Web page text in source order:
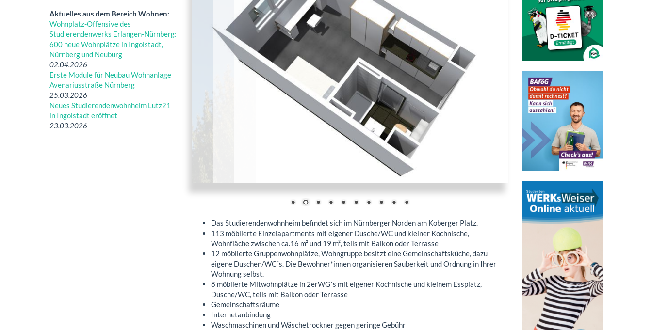
Aktuelles aus dem Bereich Wohnen:
Wohnplatz-Offensive des
Studierendenwerks Erlangen-Nürnberg:
600 neue Wohnplätze in Ingolstadt,
Nürnberg und Neuburg
02.04.2026
Erste Module für Neubau Wohnanlage
Avenariusstraße Nürnberg
25.03.2026
Neues Studierendenwohnheim Lutz21
in Ingolstadt eröffnet
23.03.2026
Das Studierendenwohnheim befindet sich im Nürnberger Norden am Koberger Platz.
113 möblierte Einzelapartments mit eigener Dusche/WC und kleiner Kochnische,
Wohnfläche zwischen ca.16 m² und 19 m², teils mit Balkon oder Terrasse
12 möblierte Gruppenwohnplätze, Wohngruppe besitzt eine Gemeinschaftsküche, dazu
eigene Duschen/WC´s. Die Bewohner*innen organisieren Sauberkeit und Ordnung in Ihrer
Wohnung selbst.
8 möblierte Mitwohnplätze in 2erWG´s mit eigener Kochnische und kleinem Essplatz,
Dusche/WC, teils mit Balkon oder Terrasse
Gemeinschaftsräume
Internetanbindung
Waschmaschinen und Wäschetrockner gegen geringe Gebühr